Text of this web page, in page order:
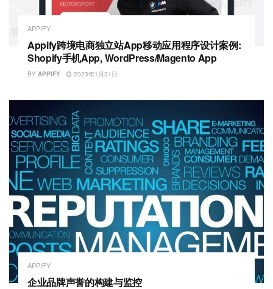
APPIFY
Appify跨境电商独立站App移动应用程序设计案例:
Shopify手机App, WordPress/Magento App
BY APPIFY 2023年1月31日
APPIFY
企业品牌声誉的构建与监控